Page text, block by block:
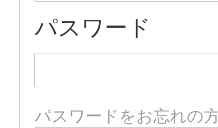
パスワード
パスワードをお忘れの